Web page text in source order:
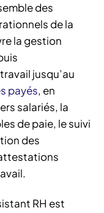
des
de la
la gestion
jusqu’au
payés, en
salariés, la
de paie, le suivi
des
RH est